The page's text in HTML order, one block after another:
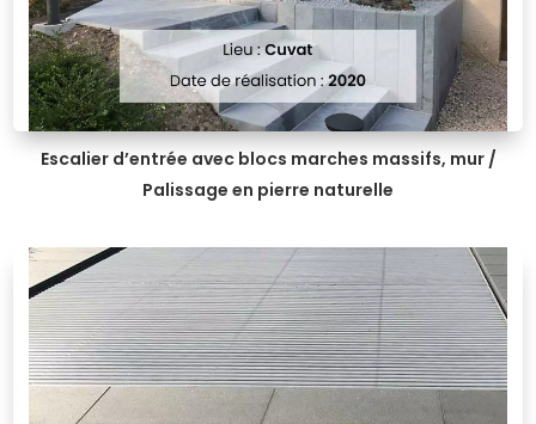
Escalier d’entrée avec blocs marches massifs, mur /
Palissage en pierre naturelle